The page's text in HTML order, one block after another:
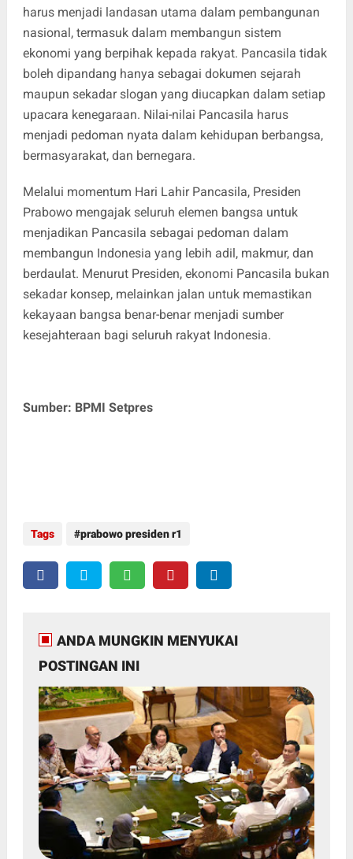
harus menjadi landasan utama dalam pembangunan
nasional, termasuk dalam membangun sistem
ekonomi yang berpihak kepada rakyat. Pancasila tidak
boleh dipandang hanya sebagai dokumen sejarah
maupun sekadar slogan yang diucapkan dalam setiap
upacara kenegaraan. Nilai-nilai Pancasila harus
menjadi pedoman nyata dalam kehidupan berbangsa,
bermasyarakat, dan bernegara.
Melalui momentum Hari Lahir Pancasila, Presiden
Prabowo mengajak seluruh elemen bangsa untuk
menjadikan Pancasila sebagai pedoman dalam
membangun Indonesia yang lebih adil, makmur, dan
berdaulat. Menurut Presiden, ekonomi Pancasila bukan
sekadar konsep, melainkan jalan untuk memastikan
kekayaan bangsa benar-benar menjadi sumber
kesejahteraan bagi seluruh rakyat Indonesia.
Sumber: BPMI Setpres
Tags prabowo presiden r1
ANDA MUNGKIN MENYUKAI
POSTINGAN INI